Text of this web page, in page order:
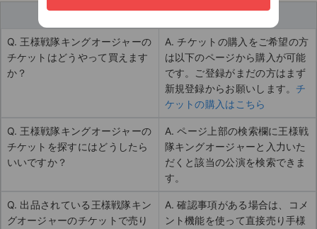
Q. 王様戦隊キングオージャーの
チケットはどうやって買えます
か？
A. チケットの購入をご希望の方
は以下のページから購入が可能
です。ご登録がまだの方はまず
新規登録からお願いします。 チ
ケットの購入はこちら
Q. 王様戦隊キングオージャーの
チケットを探すにはどうしたら
いいですか？
A. ページ上部の検索欄に王様戦
隊キングオージャーと入力いた
だくと該当の公演を検索できま
す。
Q. 出品されている王様戦隊キン
グオージャーのチケットで売り
A. 確認事項がある場合は、コメ
ント機能を使って直接売り手様